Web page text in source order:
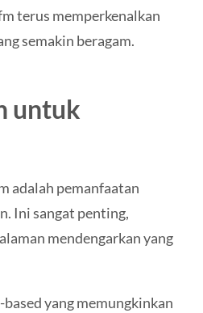
terus memperkenalkan
semakin beragam.
untuk
adalah pemanfaatan
Ini sangat penting,
mendengarkan yang
yang memungkinkan